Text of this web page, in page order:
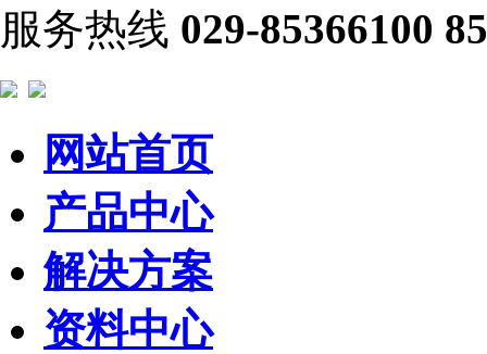
服务热线 029-85366100
网站首页
产品中心
解决方案
资料中心